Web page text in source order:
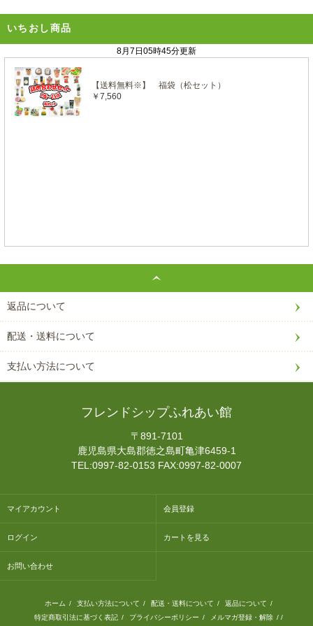
いちおし商品
返品について
配送・送料について
支払い方法について
フレンドシップふれあい館
〒891-7101
鹿児島県大島郡徳之島町亀津6459-1
TEL:0997-82-0153 FAX:0997-82-0007
マイアカウント 会員登録
ログイン カートを見る
お問い合わせ
ホーム / 支払い方法について / 配送・送料について / 返品について /
特定商取引法に基づく表記 / プライバシーポリシー / メルマガ登録・解除 / /